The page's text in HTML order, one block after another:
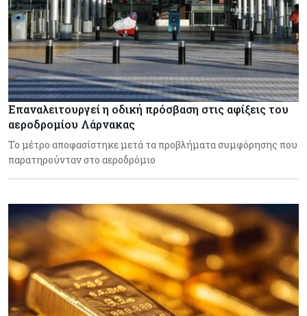
Επαναλειτουργεί η οδική πρόσβαση στις αφίξεις του
αεροδρομίου Λάρνακας
Το μέτρο αποφασίστηκε μετά τα προβλήματα συμφόρησης που
παρατηρούνταν στο αεροδρόμιο